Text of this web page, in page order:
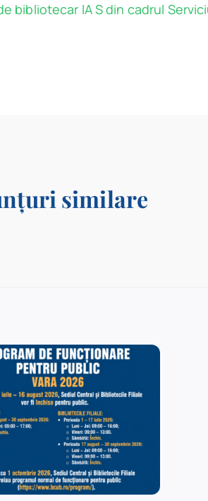
IA S din cadrul
similare
postul vacant de Îngrijitor – Serviciul